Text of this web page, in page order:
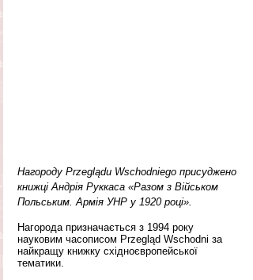
Нагороду Przeglądu Wschodniego присуджено
книжці Андрія Руккаса «Разом з Військом
Польським. Армія УНР у 1920 році».
Нагорода призначається з 1994 року
науковим часописом Przegląd Wschodni за
найкращу книжку східноєвропейської
тематики.